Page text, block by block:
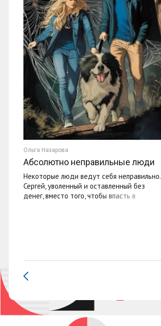
Ольга Назарова
Абсолютно неправильные люди
Некоторые люди ведут себя неправильно.
Сергей, уволенный и оставленный без
денег, вместо того, чтобы впасть в